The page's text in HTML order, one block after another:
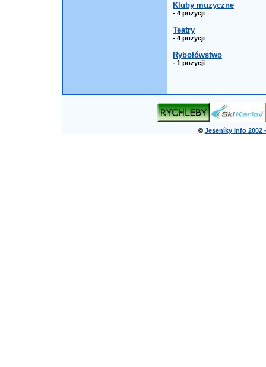
Kluby muzyczne
- 4 pozycji
Teatry
- 4 pozycji
Rybołówstwo
- 1 pozycji
© Jeseníky Info 2002